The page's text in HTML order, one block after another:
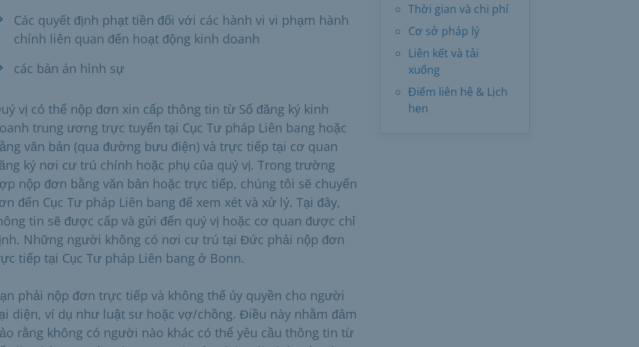
Thời gian và chi phí
Cơ sở pháp lý
Liên kết và tải
xuống
Điểm liên hệ & Lịch
hẹn
Các quyết định phạt tiền đối với các hành vi vi phạm hành
chính liên quan đến hoạt động kinh doanh
các bản án hình sự
vị có thể nộp đơn xin cấp thông tin từ Sổ đăng ký kinh
trung ương trực tuyến tại Cục Tư pháp Liên bang hoặc
văn bản (qua đường bưu điện) và trực tiếp tại cơ quan
ký nơi cư trú chính hoặc phụ của quý vị. Trong trường
nộp đơn bằng văn bản hoặc trực tiếp, chúng tôi sẽ chuyển
đến Cục Tư pháp Liên bang để xem xét và xử lý. Tại đây,
tin sẽ được cấp và gửi đến quý vị hoặc cơ quan được chỉ
Những người không có nơi cư trú tại Đức phải nộp đơn
tiếp tại Cục Tư pháp Liên bang ở Bonn.
phải nộp đơn trực tiếp và không thể ủy quyền cho người
diện, ví dụ như luật sư hoặc vợ/chồng. Điều này nhằm đảm
rằng không có người nào khác có thể yêu cầu thông tin từ